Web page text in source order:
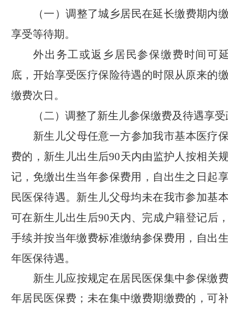
（一）调整了城乡居民在延长缴费期内
享受等待期。
外出务工或返乡居民参保缴费时间可
底， 开始享受医疗保险待遇的时限从原来的
缴费次 日 。
（二）调整了新生儿参保缴费及待遇享
新生儿父母任意一方参加我市基本医疗
费的， 新生儿出生后90天内由监护人按相关
记， 免缴出生当年参保费用 ，自出生之日起
民医保待遇。新生儿父母均未在我市参加基
可在新生儿出生后90天内、完成户籍登记后
手续并按当年缴费标准缴纳参保费用，自出
年医保待遇。
新生儿应按规定在居民医保集中参保缴
年居民医保费；未在集中缴费期缴费的，可